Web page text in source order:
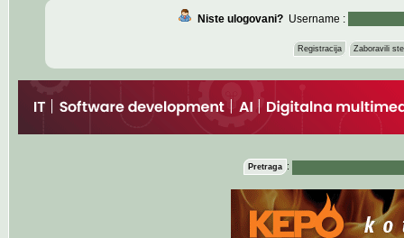
Niste ulogovani?Username :
Registracija Zaboravili
Pretraga :